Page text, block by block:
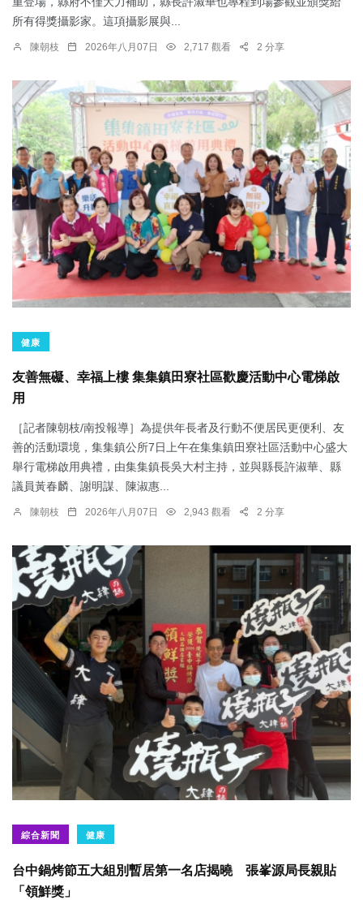
所有得獎攝影家。這項攝影展與...
陳朝枝 2026年八月07日 2,717 觀看 2 分享
健康
友善無礙、幸福上樓 集集鎮田寮社區歡慶活動中心電梯啟
用
［記者陳朝枝/南投報導］為提供年長者及行動不便居民更便利、友
善的活動環境，集集鎮公所7日上午在集集鎮田寮社區活動中心盛大
舉行電梯啟用典禮，由集集鎮長吳大村主持，並與縣長許淑華、縣
議員黃春麟、謝明謀、陳淑惠...
陳朝枝 2026年八月07日 2,943 觀看 2 分享
綜合新聞 健康
台中鍋烤節五大組別暫居第一名店揭曉 張峯源局長親貼
「領鮮獎」